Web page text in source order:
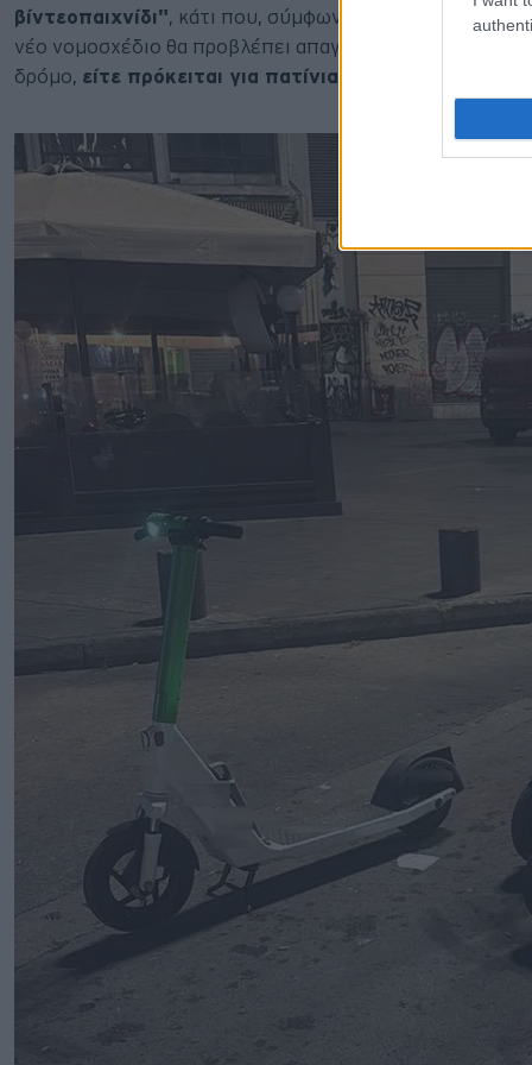
βίντεοπαιχνίδι", κάτι που, σύμφωνα με τον ίδιο,
νέο νομοσχέδιο θα προβλέπει απαγόρευση κυκλοφορίας
δρόμο, είτε πρόκειται για πατίνια που νοικιάζονται